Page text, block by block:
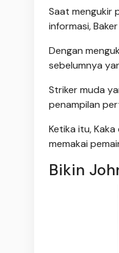
Saat mengukir
informasi,
Dengan
sebelumnya
Striker muda
penampilan
Ketika itu,
memakai
Bikin